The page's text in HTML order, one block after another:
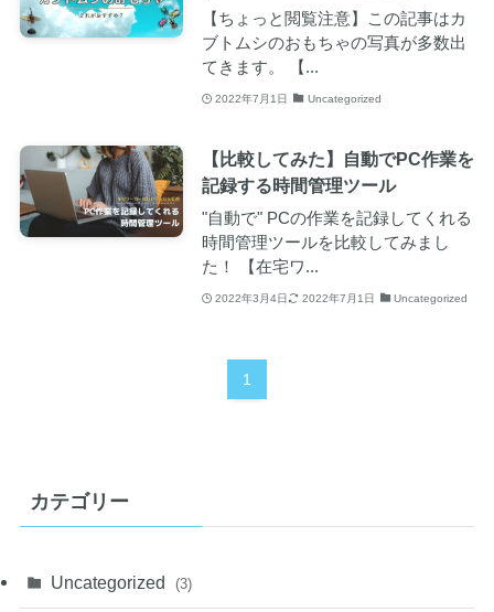
【ちょっと閲覧注意】この記事はカ
ブトムシのおもちゃの写真が多数出
てきます。 【...
2022年7月1日 Uncategorized
【比較してみた】自動でPC作業を
記録する時間管理ツール
"自動で" PCの作業を記録してくれる
時間管理ツールを比較してみまし
た！ 【在宅ワ...
2022年3月4日 2022年7月1日 Uncategorized
1
カテゴリー
Uncategorized (3)